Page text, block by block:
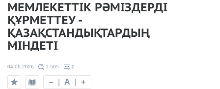
МЕМЛЕКЕТТІК РӘМІЗДЕРДІ
ҚҰРМЕТТЕУ -
ҚАЗАҚСТАНДЫҚТАРДЫҢ
МІНДЕТІ
04.06.2026 1 505 0
– A +